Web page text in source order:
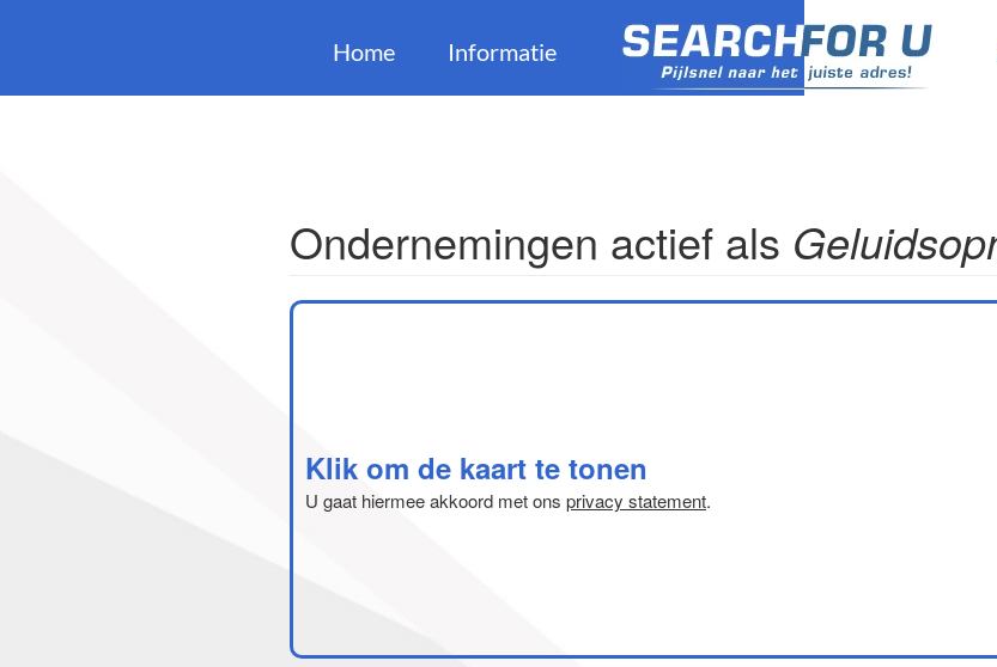
Home Informatie
Ondernemingen actief als
Klik om de kaart te tonen
U gaat hiermee akkoord met ons privacy statement.